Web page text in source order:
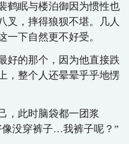
鹤眠与楼泊御因为惯性也
叉，摔得狼狈不堪。几人
一下自然更不好受。
的那个，因为他直接跌
，整个人还晕晕乎乎地愣
此时脑袋都一团浆
没穿裤子…我裤子呢？”